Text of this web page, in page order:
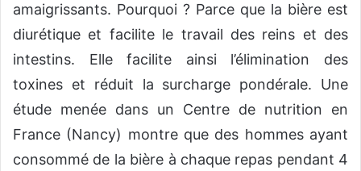
amaigrissants. Pourquoi ? Parce que la bière est
diurétique et facilite le travail des reins et des
intestins. Elle facilite ainsi l’élimination des
toxines et réduit la surcharge pondérale. Une
étude menée dans un Centre de nutrition en
France (Nancy) montre que des hommes ayant
consommé de la bière à chaque repas pendant 4